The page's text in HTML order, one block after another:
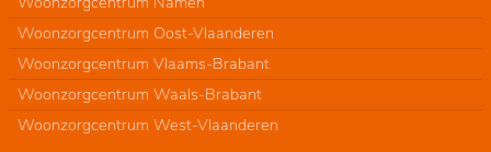
Woonzorgcentrum Oost-Vlaanderen
Woonzorgcentrum Vlaams-Brabant
Woonzorgcentrum Waals-Brabant
Woonzorgcentrum West-Vlaanderen